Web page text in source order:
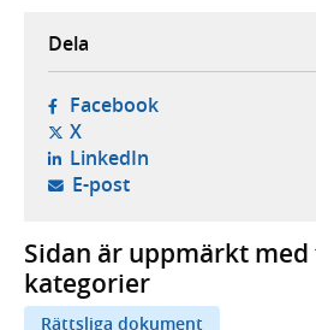
Dela
Facebook- öppnas i ny flik,
X- öppnas i ny flik, extern
LinkedIn- öppnas i ny flik,
E-post- öppnar din e-
Sidan är uppmärkt
kategorier
Rättsliga dokument